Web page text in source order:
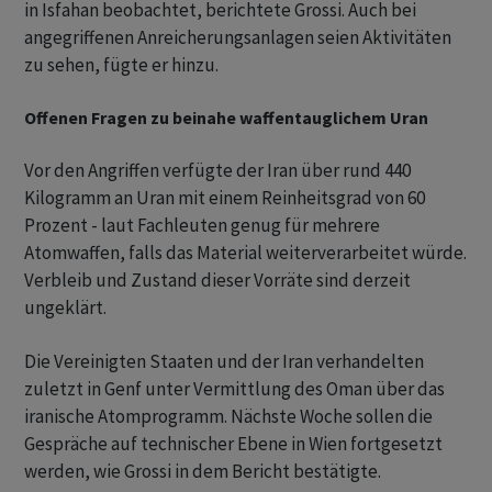
in Isfahan beobachtet, berichtete Grossi. Auch bei
angegriffenen Anreicherungsanlagen seien Aktivitäten
zu sehen, fügte er hinzu.
Offenen Fragen zu beinahe waffentauglichem Uran
Vor den Angriffen verfügte der Iran über rund 440
Kilogramm an Uran mit einem Reinheitsgrad von 60
Prozent - laut Fachleuten genug für mehrere
Atomwaffen, falls das Material weiterverarbeitet würde.
Verbleib und Zustand dieser Vorräte sind derzeit
ungeklärt.
Die Vereinigten Staaten und der Iran verhandelten
zuletzt in Genf unter Vermittlung des Oman über das
iranische Atomprogramm. Nächste Woche sollen die
Gespräche auf technischer Ebene in Wien fortgesetzt
werden, wie Grossi in dem Bericht bestätigte.